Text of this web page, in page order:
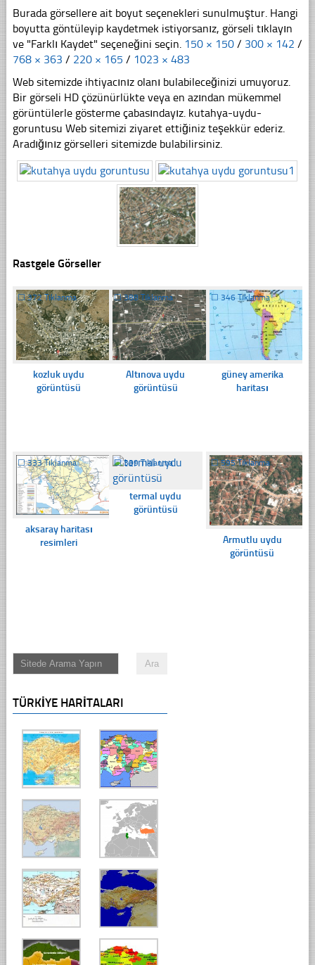
Burada görsellere ait boyut seçenekleri sunulmuştur. Hangi
boyutta göntüleyip kaydetmek istiyorsanız, görseli tıklayın
ve "Farklı Kaydet" seçeneğini seçin. 150 × 150 / 300 × 142 /
768 × 363 / 220 × 165 / 1023 × 483
Web sitemizde ihtiyacınız olanı bulabileceğinizi umuyoruz.
Bir görseli HD çözünürlükte veya en azından mükemmel
görüntülerle gösterme çabasındayız. kutahya-uydu-
goruntusu Web sitemizi ziyaret ettiğiniz teşekkür ederiz.
Aradığınız görselleri sitemizde bulabilirsiniz.
Rastgele Görseller
☐372 Tıklanma
kozluk uydu
görüntüsü
☐388 Tıklanma
Altınova uydu
görüntüsü
☐ 346 Tıklanma
güney amerika
haritası
☐333 Tıklanma
aksaray haritası
resimleri
☐339 Tıklanma
termal uydu
görüntüsü
☐595 Tıklanma
Armutlu uydu
görüntüsü
TÜRKIYE HARITALARI